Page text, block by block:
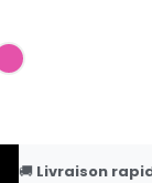
🚚 Livraison